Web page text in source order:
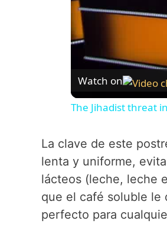
Watch on
The Jihadist threat
La clave de este
lenta y uniforme,
lácteos (leche, leche
que el café soluble le
perfecto para